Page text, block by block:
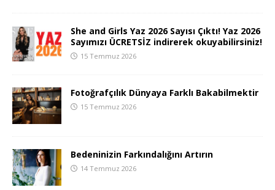
She and Girls Yaz 2026 Sayısı Çıktı! Yaz 2026
Sayımızı ÜCRETSİZ indirerek okuyabilirsiniz!
15 Temmuz 2026
Fotoğrafçılık Dünyaya Farklı Bakabilmektir
15 Temmuz 2026
Bedeninizin Farkındalığını Artırın
14 Temmuz 2026